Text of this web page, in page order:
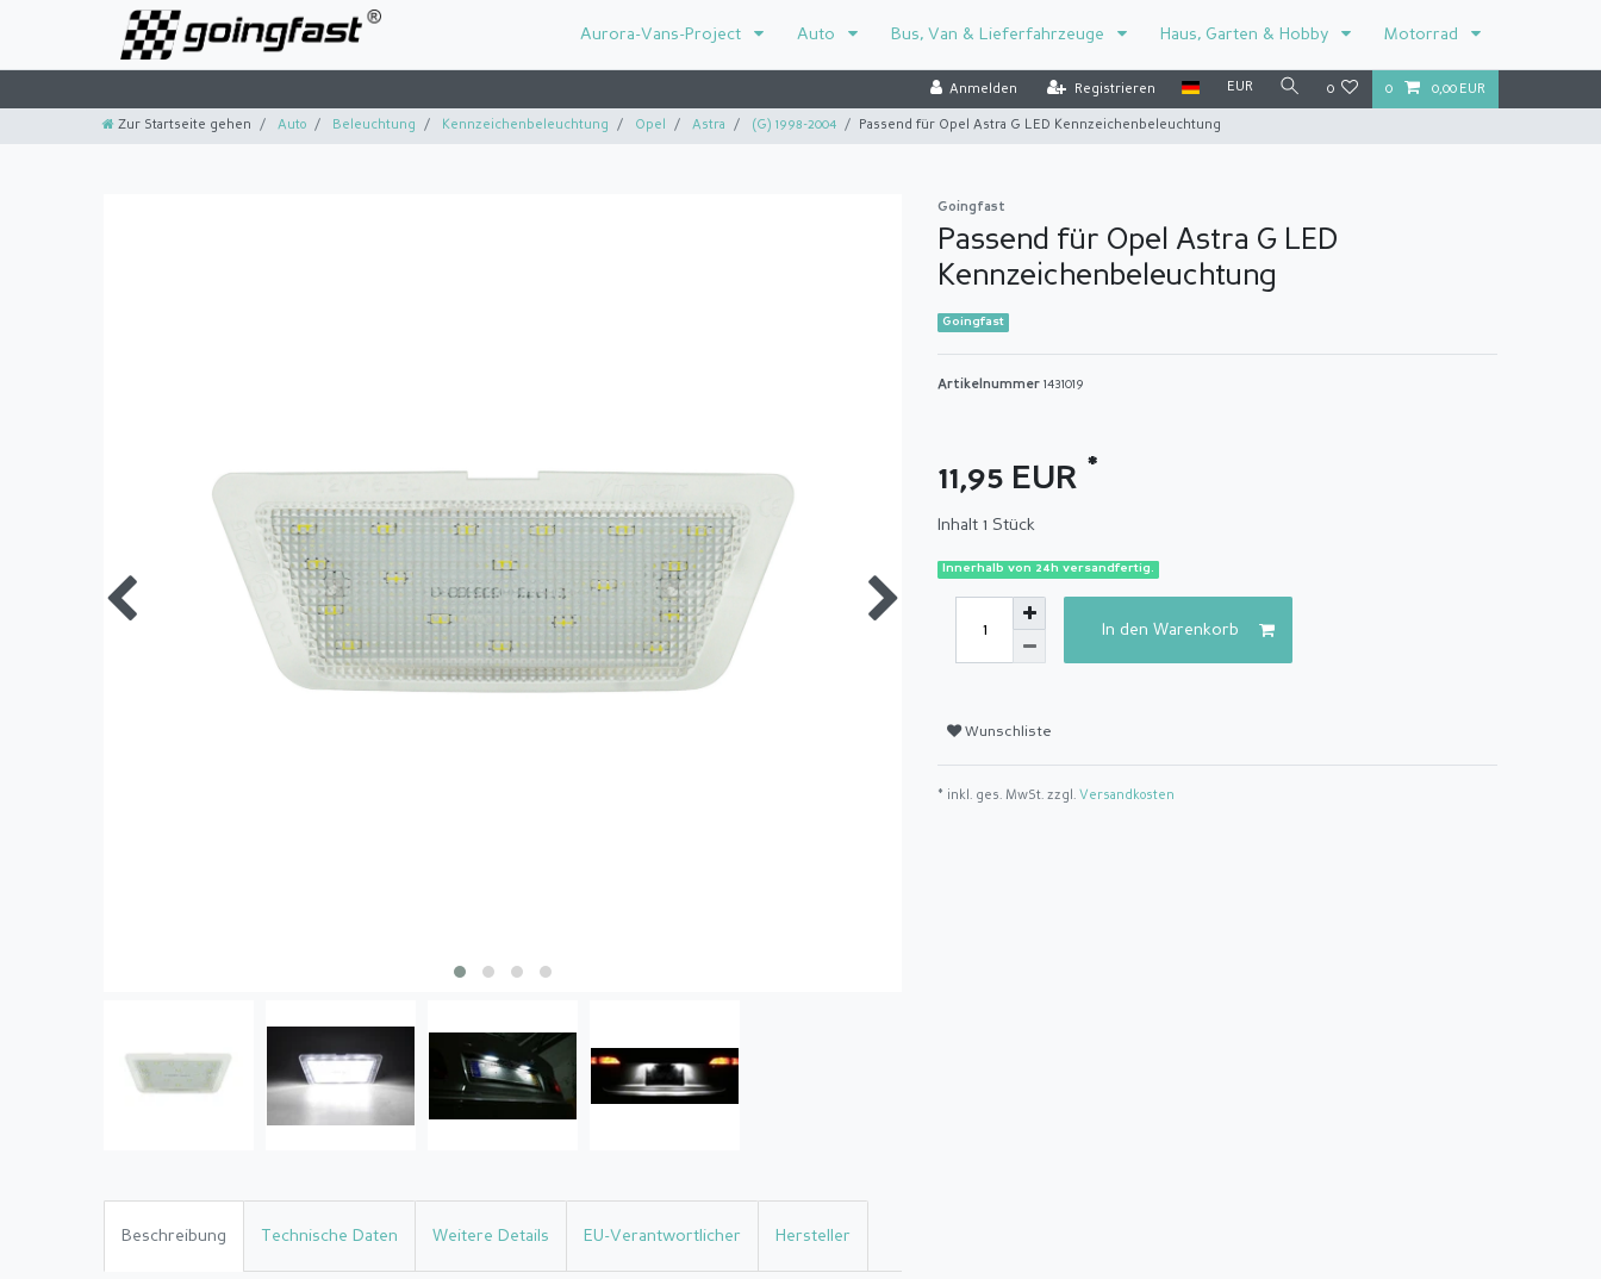
Aurora-Vans-Project Auto Bus, Van & Lieferfahrzeuge Haus, Garten & Hobby Motorrad
Anmelden Registrieren EUR 0 0 0,00 EUR
Zur Startseite gehen Auto Beleuchtung Kennzeichenbeleuchtung Opel Astra (G) 1998-2004 Passend für Opel Astra G LED Kennzeichenbeleuchtung
Goingfast
Passend für Opel Astra G LED
Kennzeichenbeleuchtung
Goingfast
Artikelnummer 1431019
11,95 EUR *
Inhalt 1 Stück
Innerhalb von 24h versandfertig.
In den Warenkorb
Wunschliste
* inkl. ges. MwSt. zzgl. Versandkosten
Beschreibung Technische Daten Weitere Details EU-Verantwortlicher Hersteller